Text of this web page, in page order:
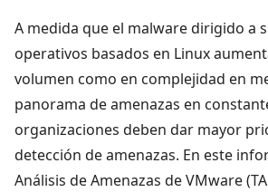
A medida que el malware dirigido a
operativos basados en Linux
volumen como en complejidad en
panorama de amenazas en
organizaciones deben dar mayor
detección de amenazas. En este
Análisis de Amenazas de VMware